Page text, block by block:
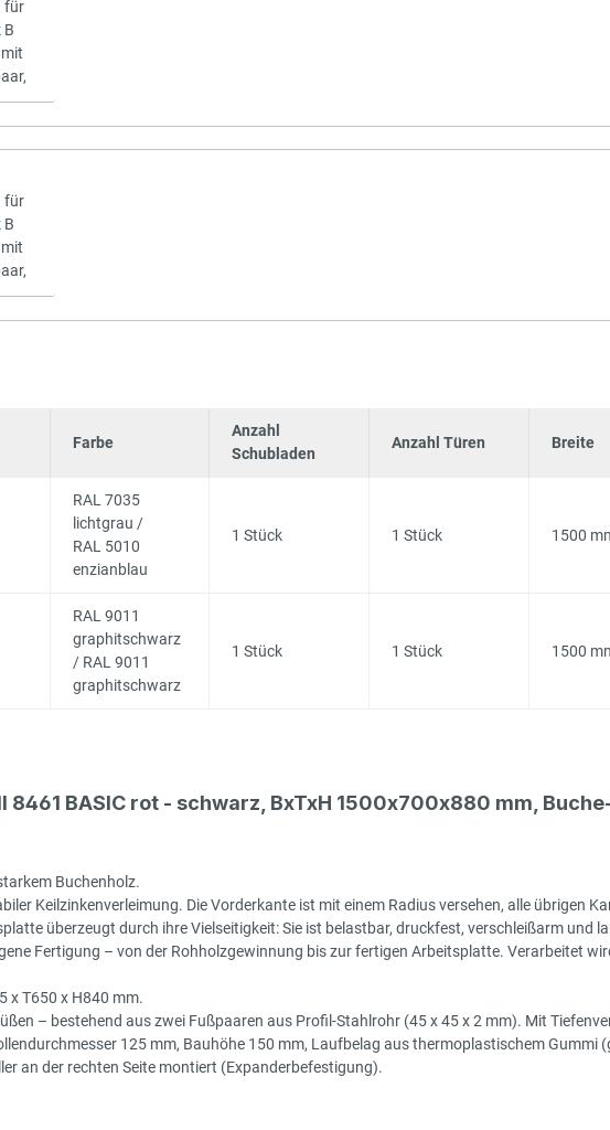
Farbe
Anzahl
Schubladen
Anzahl Türen Breite
RAL 7035
lichtgrau /
RAL 5010
enzianblau
1 Stück 1 Stück 1500
RAL 9011
graphitschwarz
/ RAL 9011
graphitschwarz
1 Stück 1 Stück 1500
8461 BASIC rot - schwarz, BxTxH 1500x700x880 mm,
Buchenholz.
Keilzinkenverleimung. Die Vorderkante ist mit einem Radius versehen, alle übrigen
überzeugt durch ihre Vielseitigkeit: Sie ist belastbar, druckfest, verschleißarm und
Fertigung – von der Rohholzgewinnung bis zur fertigen Arbeitsplatte. Verarbeitet
x T650 x H840 mm.
– bestehend aus zwei Fußpaaren aus Profil-Stahlrohr (45 x 45 x 2 mm). Mit
125 mm, Bauhöhe 150 mm, Laufbelag aus thermoplastischem Gummi
an der rechten Seite montiert (Expanderbefestigung).